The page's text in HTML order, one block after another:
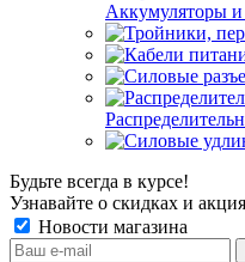
Аккумуляторы и
Будьте всегда в курсе!
Узнавайте о скидках и
Новости магазина